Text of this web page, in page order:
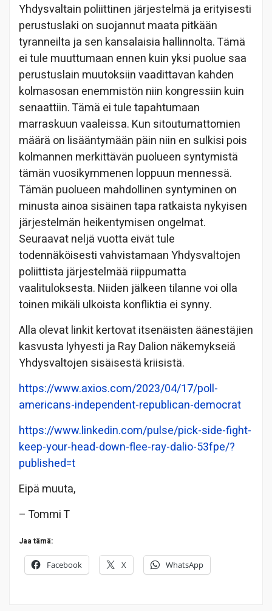
Yhdysvaltain poliittinen järjestelmä ja erityisesti
perustuslaki on suojannut maata pitkään
tyranneilta ja sen kansalaisia hallinnolta. Tämä
ei tule muuttumaan ennen kuin yksi puolue saa
perustuslain muutoksiin vaadittavan kahden
kolmasosan enemmistön niin kongressiin kuin
senaattiin. Tämä ei tule tapahtumaan
marraskuun vaaleissa. Kun sitoutumattomien
määrä on lisääntymään päin niin en sulkisi pois
kolmannen merkittävän puolueen syntymistä
tämän vuosikymmenen loppuun mennessä.
Tämän puolueen mahdollinen syntyminen on
minusta ainoa sisäinen tapa ratkaista nykyisen
järjestelmän heikentymisen ongelmat.
Seuraavat neljä vuotta eivät tule
todennäköisesti vahvistamaan Yhdysvaltojen
poliittista järjestelmää riippumatta
vaalituloksesta. Niiden jälkeen tilanne voi olla
toinen mikäli ulkoista konfliktia ei synny.
Alla olevat linkit kertovat itsenäisten äänestäjien
kasvusta lyhyesti ja Ray Dalion näkemykseiä
Yhdysvaltojen sisäisestä kriisistä.
https://www.axios.com/2023/04/17/poll-
americans-independent-republican-democrat
https://www.linkedin.com/pulse/pick-side-fight-
keep-your-head-down-flee-ray-dalio-53fpe/?
published=t
Eipä muuta,
– Tommi T
Jaa tämä:
Facebook X WhatsApp